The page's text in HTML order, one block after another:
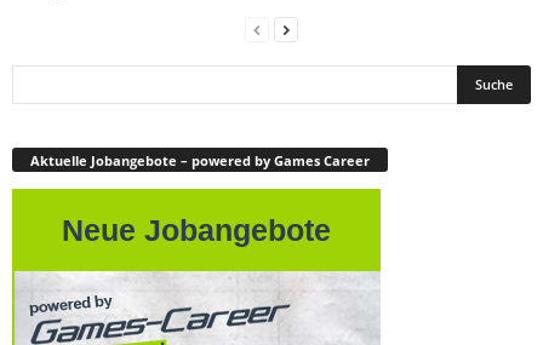
Aktuelle Jobangebote – powered by Games Career